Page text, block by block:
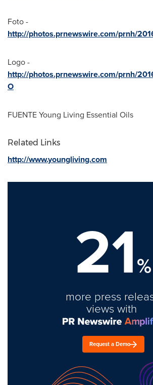
Foto -
http://photos.prnewswire.com/prnh/
Logo -
http://photos.prnewswire.com/prnh/
O
FUENTE Young Living Essential Oils
Related Links
http://www.youngliving.com
21%
more press
views with
Request a Demo